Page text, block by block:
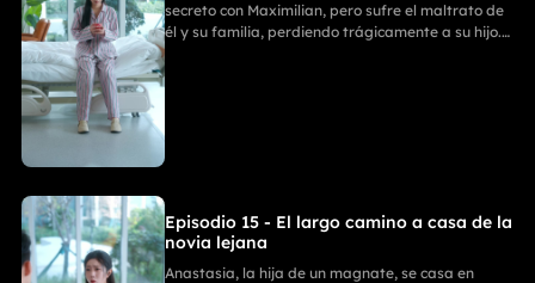
secreto con Maximilian, pero sufre el maltrato de
él y su familia, perdiendo trágicamente a su hijo.
Con ayuda de sus tres poderosos hermanos,
Anastasia se divorcia y revela su verdadera
triunfal capítulo.
Episodio 15 - El largo camino a casa de la
novia lejana
Anastasia, la hija de un magnate, se casa en